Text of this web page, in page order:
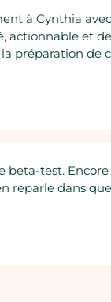
à Cynthia
actionnable et
préparation de
beta-test.
reparle dans